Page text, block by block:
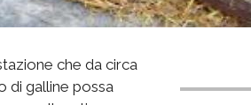
che da circa
di galline possa